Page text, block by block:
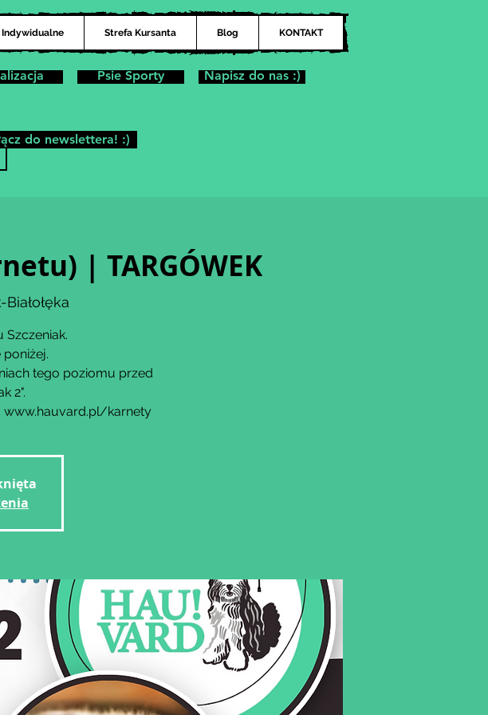
Indywidualne Strefa Kursanta Blog KONTAKT
Psie Sporty Napisz do nas :)
| TARGÓWEK
Szczeniak.
tego poziomu przed
2".
www.hauvard.pl/karnety
do newslettera! :)